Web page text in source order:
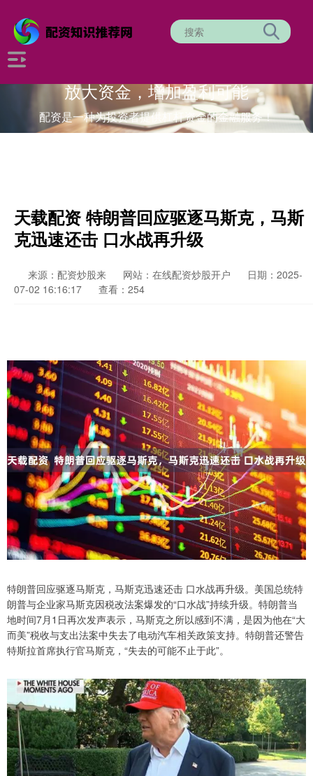
放大资金，增加盈利可能
配资是一种为投资者提供杠杆资金的金融服务！
天载配资 特朗普回应驱逐马斯克，马斯
克迅速还击 口水战再升级
来源：配资炒股来 网站：在线配资炒股开户
日期：2025-
07-02 16:16:17
查看：254
特朗普回应驱逐马斯克，马斯克迅速还击 口水战再升级。美国总统特
朗普与企业家马斯克因税改法案爆发的“口水战”持续升级。特朗普当
地时间7月1日再次发声表示，马斯克之所以感到不满，是因为他在“大
而美”税收与支出法案中失去了电动汽车相关政策支持。特朗普还警告
特斯拉首席执行官马斯克，“失去的可能不止于此”。